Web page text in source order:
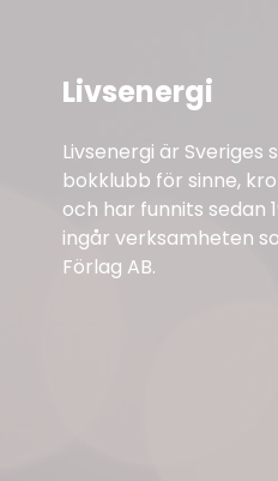
Livsenergi
Livsenergi är Sveriges
bokklubb för sinne,
och har funnits sedan
ingår verksamheten
Förlag AB.